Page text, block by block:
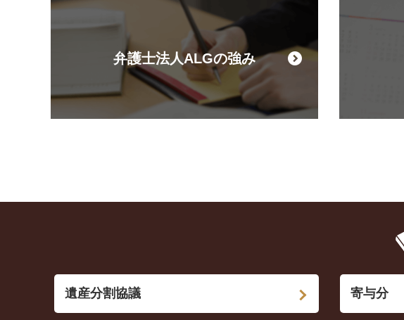
弁護士法人ALGの強み
遺産分割協議 寄与分